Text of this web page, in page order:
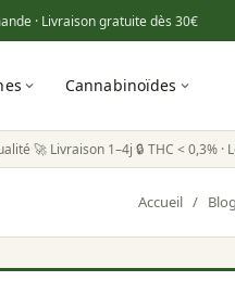
· Livraison gratuite dès 30€
Cannabinoïdes
·🚀 Livraison 1–4j·🔒 THC < 0,3% ·
Accueil / Blog